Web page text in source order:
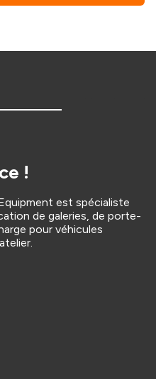
!
est spécialiste
de galeries, de porte-
pour véhicules